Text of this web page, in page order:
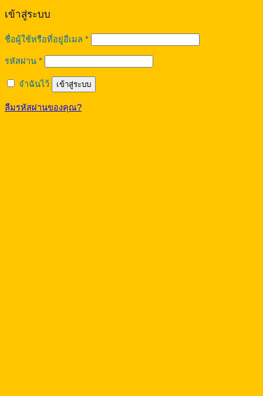
เข้าสู่ระบบ
ชื่อผู้ใช้หรือที่อยู่อีเมล *ต้องการ
รหัสผ่าน *ต้องการ
จำฉันไว้ เข้าสู่ระบบ
ลืมรหัสผ่านของคุณ?